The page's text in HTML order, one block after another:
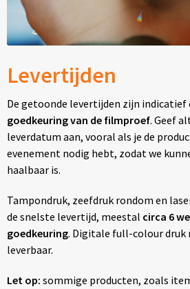
Levertijden
De getoonde levertijden zijn indicatief
goedkeuring van de filmproef. Geef
leverdatum aan, vooral als je de
evenement nodig hebt, zodat we
haalbaar is.
Tampondruk, zeefdruk rondom en
de snelste levertijd, meestal circa 6
goedkeuring. Digitale full-colour druk
leverbaar.
Let op: sommige producten, zoals